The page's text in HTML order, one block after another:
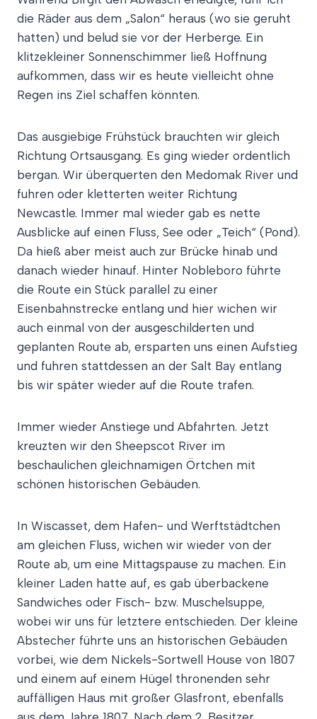
die Räder aus dem „Salon“ heraus (wo sie geruht
hatten) und belud sie vor der Herberge. Ein
klitzekleiner Sonnenschimmer ließ Hoffnung
aufkommen, dass wir es heute vielleicht ohne
Regen ins Ziel schaffen könnten.
Das ausgiebige Frühstück brauchten wir gleich
Richtung Ortsausgang. Es ging wieder ordentlich
bergan. Wir überquerten den Medomak River und
fuhren oder kletterten weiter Richtung
Newcastle. Immer mal wieder gab es nette
Ausblicke auf einen Fluss, See oder „Teich“ (Pond).
Da hieß aber meist auch zur Brücke hinab und
danach wieder hinauf. Hinter Nobleboro führte
die Route ein Stück parallel zu einer
Eisenbahnstrecke entlang und hier wichen wir
auch einmal von der ausgeschilderten und
geplanten Route ab, ersparten uns einen Aufstieg
und fuhren stattdessen an der Salt Bay entlang
bis wir später wieder auf die Route trafen.
Immer wieder Anstiege und Abfahrten. Jetzt
kreuzten wir den Sheepscot River im
beschaulichen gleichnamigen Örtchen mit
schönen historischen Gebäuden.
In Wiscasset, dem Hafen- und Werftstädtchen
am gleichen Fluss, wichen wir wieder von der
Route ab, um eine Mittagspause zu machen. Ein
kleiner Laden hatte auf, es gab überbackene
Sandwiches oder Fisch- bzw. Muschelsuppe,
wobei wir uns für letztere entschieden. Der kleine
Abstecher führte uns an historischen Gebäuden
vorbei, wie dem Nickels-Sortwell House von 1807
und einem auf einem Hügel thronenden sehr
auffälligen Haus mit großer Glasfront, ebenfalls